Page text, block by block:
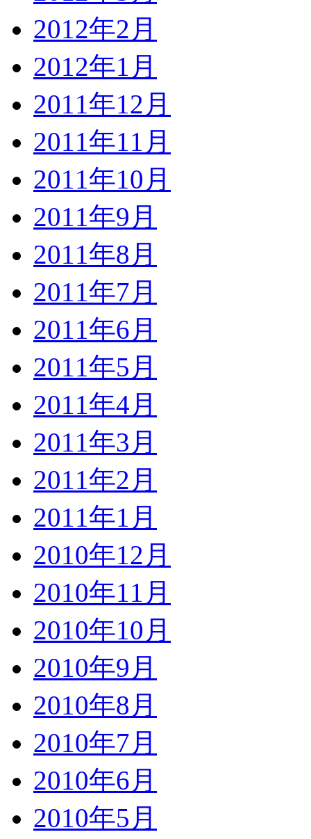
2012年2月
2012年1月
2011年12月
2011年11月
2011年10月
2011年9月
2011年8月
2011年7月
2011年6月
2011年5月
2011年4月
2011年3月
2011年2月
2011年1月
2010年12月
2010年11月
2010年10月
2010年9月
2010年8月
2010年7月
2010年6月
2010年5月